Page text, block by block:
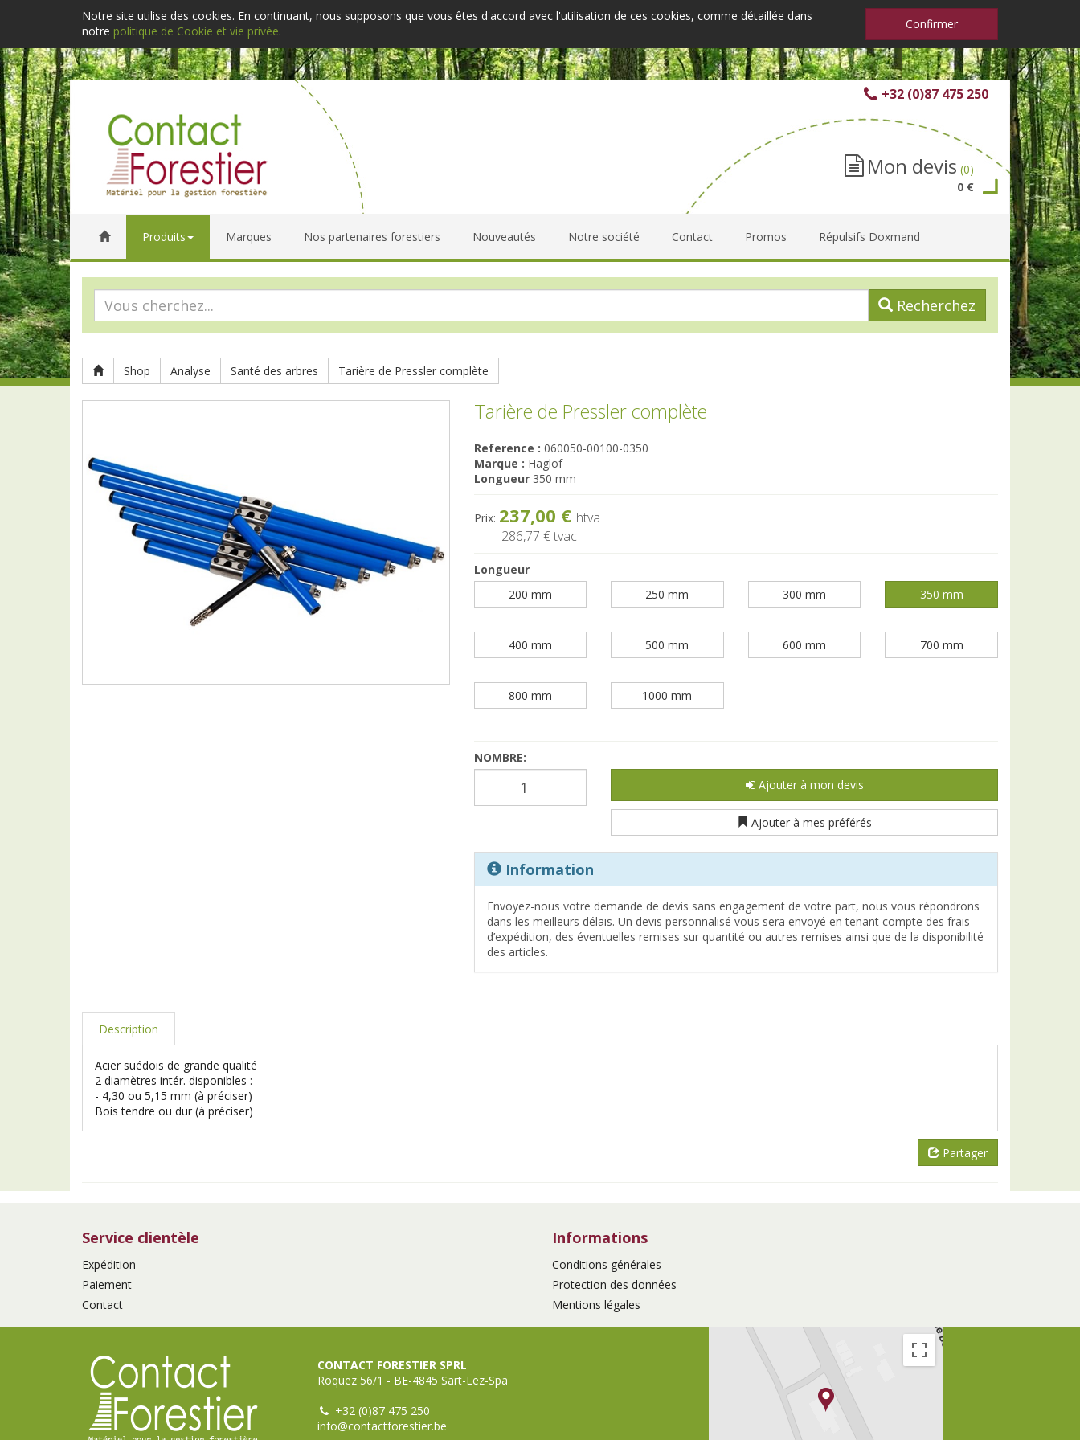
Notre site utilise des cookies. En continuant, nous supposons que vous êtes d'accord avec l'utilisation de ces cookies, comme détaillée dans
notre politique de Cookie et vie privée. Confirmer
+32 (0)87 475 250
Mon devis (0)
0 €
Produits Marques Nos partenaires forestiers Nouveautés Notre société Contact Promos Répulsifs Doxmand
Recherchez
Shop Analyse Santé des arbres Tarière de Pressler complète
Tarière de Pressler complète
Reference : 060050-00100-0350
Marque : Haglof
Longueur 350 mm
Prix: 237,00 € htva
286,77 €tvac
Longueur
200 mm
250 mm 300 mm 350 mm
400 mm 500 mm 600 mm 700 mm
800 mm 1000 mm
NOMBRE:
Ajouter à mon devis
Ajouter à mes préférés
Information
Envoyez-nous votre demande de devis sans engagement de votre part, nous vous répondrons
dans les meilleurs délais. Un devis personnalisé vous sera envoyé en tenant compte des frais
d’expédition, des éventuelles remises sur quantité ou autres remises ainsi que de la disponibilité
des articles.
Description
Acier suédois de grande qualité
2 diamètres intér. disponibles :
- 4,30 ou 5,15 mm (à préciser)
Bois tendre ou dur (à préciser)
Partager
Service clientèle
Expédition
Paiement
Contact
Informations
Conditions générales
Protection des données
Mentions légales
CONTACT FORESTIER SPRL
Roquez 56/1 - BE-4845 Sart-Lez-Spa
+32 (0)87 475 250
info@contactforestier.be